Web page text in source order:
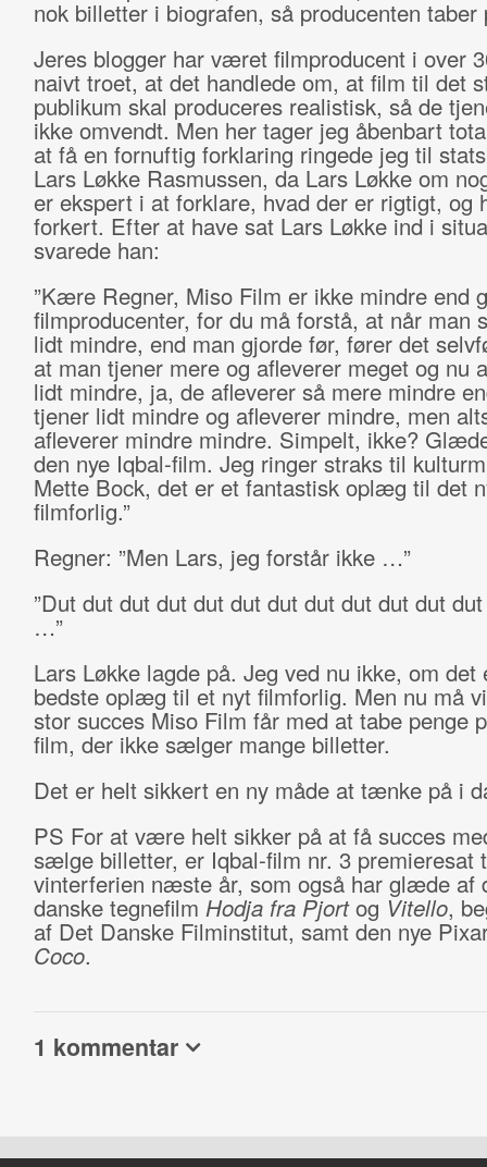
nok billetter i biografen, så producenten taber
Jeres blogger har været filmproducent i over
naivt troet, at det handlede om, at film til det
publikum skal produceres realistisk, så de
ikke omvendt. Men her tager jeg åbenbart
at få en fornuftig forklaring ringede jeg til
Lars Løkke Rasmussen, da Lars Løkke om
er ekspert i at forklare, hvad der er rigtigt, og
forkert. Efter at have sat Lars Løkke ind i
svarede han:
”Kære Regner, Miso Film er ikke mindre end
filmproducenter, for du må forstå, at når man
lidt mindre, end man gjorde før, fører det
at man tjener mere og afleverer meget og nu
lidt mindre, ja, de afleverer så mere mindre
tjener lidt mindre og afleverer mindre, men
afleverer mindre mindre. Simpelt, ikke?
den nye Iqbal-film. Jeg ringer straks til
Mette Bock, det er et fantastisk oplæg til det
filmforlig.”
Regner: ”Men Lars, jeg forstår ikke …”
”Dut dut dut dut dut dut dut dut dut dut dut
…”
Lars Løkke lagde på. Jeg ved nu ikke, om det
bedste oplæg til et nyt filmforlig. Men nu må
stor succes Miso Film får med at tabe penge
film, der ikke sælger mange billetter.
Det er helt sikkert en ny måde at tænke på i
PS For at være helt sikker på at få succes
sælge billetter, er Iqbal-film nr. 3 premieresat
vinterferien næste år, som også har glæde af
danske tegnefilm Hodja fra Pjortog Vitello,
af Det Danske Filminstitut, samt den nye
Coco.
1 kommentar